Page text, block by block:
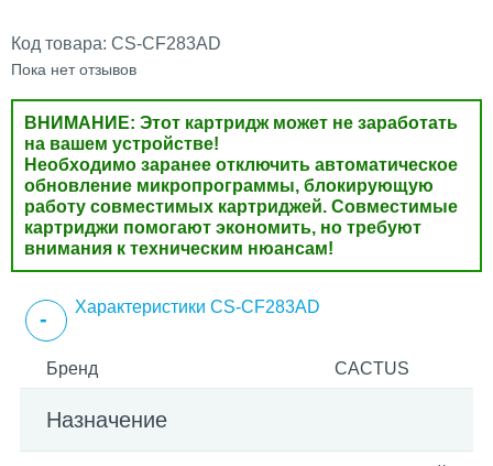
Код товара: CS-CF283AD
Пока нет отзывов
ВНИМАНИЕ: Этот картридж может не заработать
на вашем устройстве!
Необходимо заранее отключить автоматическое
обновление микропрограммы, блокирующую
работу совместимых картриджей. Совместимые
картриджи помогают экономить, но требуют
внимания к техническим нюансам!
Характеристики CS-CF283AD
Бренд CACTUS
Назначение